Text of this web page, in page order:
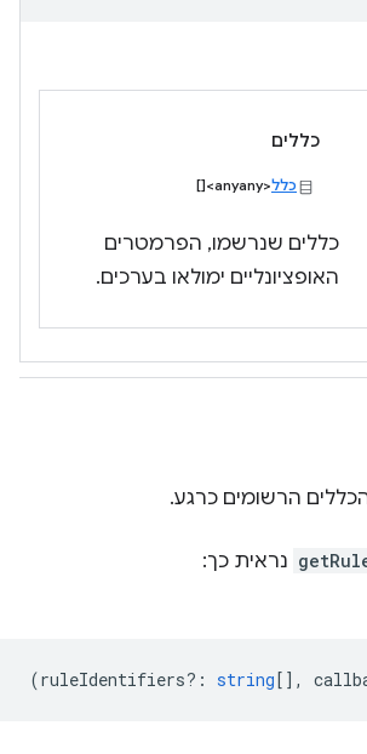
כללים
כלל<anyany>[]
כללים שנרשמו, הפרמטרים
האופציונליים ימולאו בערכים.
הרשומים כרגע.
נראית כך:
(ruleIdentifiers? : string [],